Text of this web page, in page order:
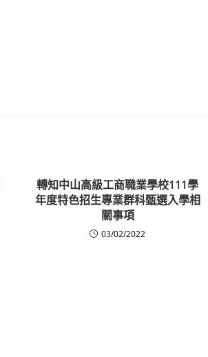
轉知中山高級工商職業學校111學
年度特色招生專業群科甄選入學相
關事項
03/02/2022